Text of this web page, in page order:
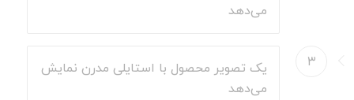
می‌دهد
۳
یک تصویر محصول با استایلی مدرن نمایش
می‌دهد